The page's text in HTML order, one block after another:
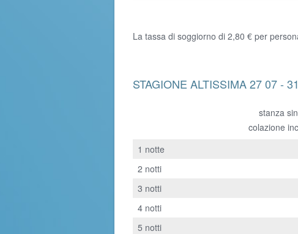
La tassa di soggiorno di 2,80 € per
STAGIONE ALTISSIMA 27 07 -
stanza
colazione
1 notte
2 notti
3 notti
4 notti
5 notti